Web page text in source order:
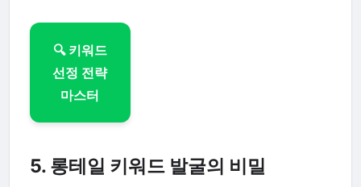
🔍 키워드
선정 전략
마스터
5. 롱테일 키워드 발굴의 비밀